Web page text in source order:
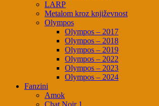
LARP
Metalom kroz književnost
Olympos
Olympos – 2017
Olympos – 2018
Olympos – 2019
Olympos – 2022
Olympos – 2023
Olympos – 2024
Fanzini
Amok